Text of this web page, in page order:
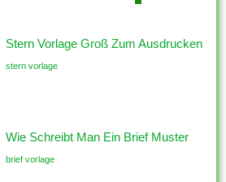
Stern Vorlage Groß Zum Ausdrucken
stern vorlage
Wie Schreibt Man Ein Brief Muster
brief vorlage